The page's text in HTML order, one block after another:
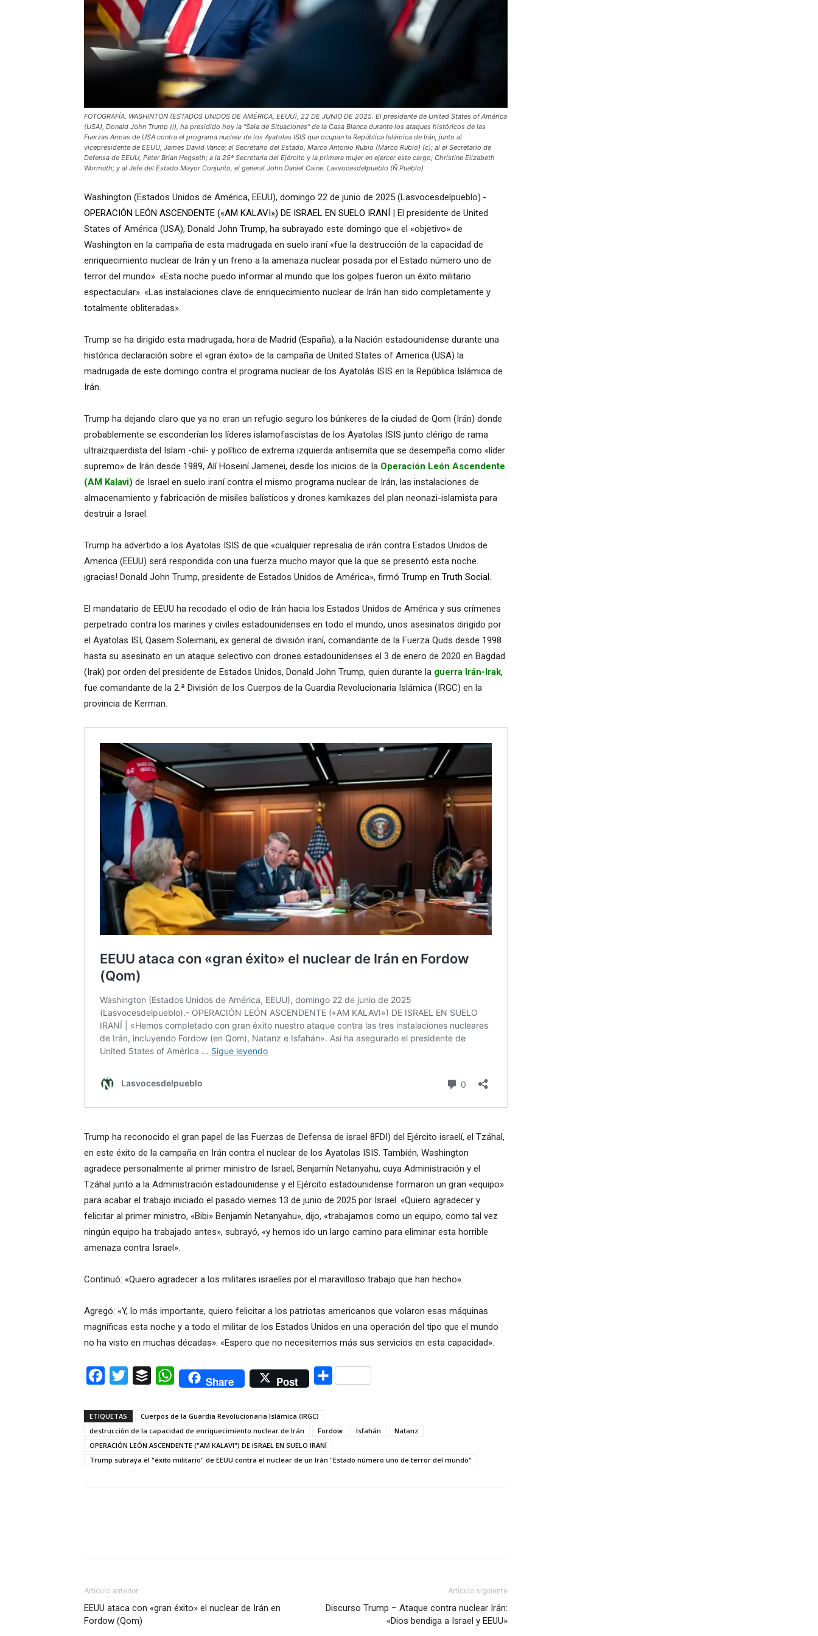
FOTOGRAFÍA. WASHINTON (ESTADOS UNIDOS DE AMÉRICA, EEUU), 22 DE JUNIO DE 2025. El presidente de United States of América
(USA), Donald John Trump (i), ha presidido hoy la "Sala de Situaciones" de la Casa Blanca durante los ataques históricos de las
Fuerzas Armas de USA contra el programa nuclear de los Ayatolas ISIS que ocupan la República Islámica de Irán, junto al
vicepresidente de EEUU, James David Vance; al Secretario del Estado, Marco Antonio Rubio (Marco Rubio) (c); al el Secretario de
Defensa de EEUU, Peter Brian Hegseth; a la 25ª Secretaria del Ejército y la primera mujer en ejercer este cargo; Christine Elizabeth
Wormuth; y al Jefe del Estado Mayor Conjunto, el general John Daniel Caine. Lasvocesdelpueblo (Ñ Pueblo)
Washington (Estados Unidos de América, EEUU), domingo 22 de junio de 2025 (Lasvocesdelpueblo).-
OPERACIÓN LEÓN ASCENDENTE («AM KALAVI») DE ISRAEL EN SUELO IRANÍ | El presidente de United
States of América (USA), Donald John Trump, ha subrayado este domingo que el «objetivo» de
Washington en la campaña de esta madrugada en suelo iraní «fue la destrucción de la capacidad de
enriquecimiento nuclear de Irán y un freno a la amenaza nuclear posada por el Estado número uno de
terror del mundo». «Esta noche puedo informar al mundo que los golpes fueron un éxito militario
espectacular». «Las instalaciones clave de enriquecimiento nuclear de Irán han sido completamente y
totalmente obliteradas».
Trump se ha dirigido esta madrugada, hora de Madrid (España), a la Nación estadounidense durante una
histórica declaración sobre el «gran éxito» de la campaña de United States of America (USA) la
madrugada de este domingo contra el programa nuclear de los Ayatolás ISIS en la República Islámica de
Irán.
Trump ha dejando claro que ya no eran un refugio seguro los búnkeres de la ciudad de Qom (Irán) donde
probablemente se esconderían los líderes islamofascistas de los Ayatolas ISIS junto clérigo de rama
ultraizquierdista del Islam -chií- y político de extrema izquierda antisemita que se desempeña como «líder
supremo» de Irán desde 1989, Alí Hoseiní Jamenei, desde los inicios de la Operación León Ascendente
(AM Kalavi) de Israel en suelo iraní contra el mismo programa nuclear de Irán, las instalaciones de
almacenamiento y fabricación de misiles balísticos y drones kamikazes del plan neonazi-islamista para
destruir a Israel.
Trump ha advertido a los Ayatolas ISIS de que «cualquier represalia de irán contra Estados Unidos de
America (EEUU) será respondida con una fuerza mucho mayor que la que se presentó esta noche.
¡gracias! Donald John Trump, presidente de Estados Unidos de América», firmó Trump en Truth Social.
El mandatario de EEUU ha recodado el odio de Irán hacia los Estados Unidos de América y sus crímenes
perpetrado contra los marines y civiles estadounidenses en todo el mundo, unos asesinatos dirigido por
el Ayatolas ISI, Qasem Soleimani,​ ex general de división iraní, comandante de la Fuerza Quds desde 1998
hasta su asesinato en un ataque selectivo con drones estadounidenses el 3 de enero de 2020 en Bagdad
(Irak) por orden del presidente de Estados Unidos, Donald John Trump, quien durante la guerra Irán-Irak,
fue comandante de la 2.ª División de los Cuerpos de la Guardia Revolucionaria Islámica (IRGC) en la
provincia de Kerman.
Trump ha reconocido el gran papel de las Fuerzas de Defensa de israel 8FDI) del Ejército israelí, el Tzáhal,
en este éxito de la campaña en Irán contra el nuclear de los Ayatolas ISIS. También, Washington
agradece personalmente al primer ministro de Israel, Benjamín Netanyahu, cuya Administración y el
Tzáhal junto a la Administración estadounidense y el Ejército estadounidense formaron un gran «equipo»
para acabar el trabajo iniciado el pasado viernes 13 de junio de 2025 por Israel. «Quiero agradecer y
felicitar al primer ministro, «Bibi» Benjamín Netanyahu», dijo, «trabajamos como un equipo, como tal vez
ningún equipo ha trabajado antes», subrayó, «y hemos ido un largo camino para eliminar esta horrible
amenaza contra Israel».
Continuó: «Quiero agradecer a los militares israelíes por el maravilloso trabajo que han hecho».
Agregó: «Y, lo más importante, quiero felicitar a los patriotas americanos que volaron esas máquinas
magníficas esta noche y a todo el militar de los Estados Unidos en una operación del tipo que el mundo
no ha visto en muchas décadas». «Espero que no necesitemos más sus servicios en esta capacidad».
Facebook
Twitter Buffer WhatsAppShare Post Compartir
ETIQUETAS
Cuerpos de la Guardia Revolucionaria Islámica (IRGC)
destrucción de la capacidad de enriquecimiento nuclear de Irán
Fordow Isfahán
Natanz
OPERACIÓN LEÓN ASCENDENTE ("AM KALAVI") DE ISRAEL EN SUELO IRANÍ
Trump subraya el "éxito militario" de EEUU contra el nuclear de un Irán "Estado número uno de terror del mundo"
Artículo anterior
EEUU ataca con «gran éxito» el nuclear de Irán en
Fordow (Qom)
Artículo siguiente
Discurso Trump – Ataque contra nuclear Irán:
«Dios bendiga a Israel y EEUU»